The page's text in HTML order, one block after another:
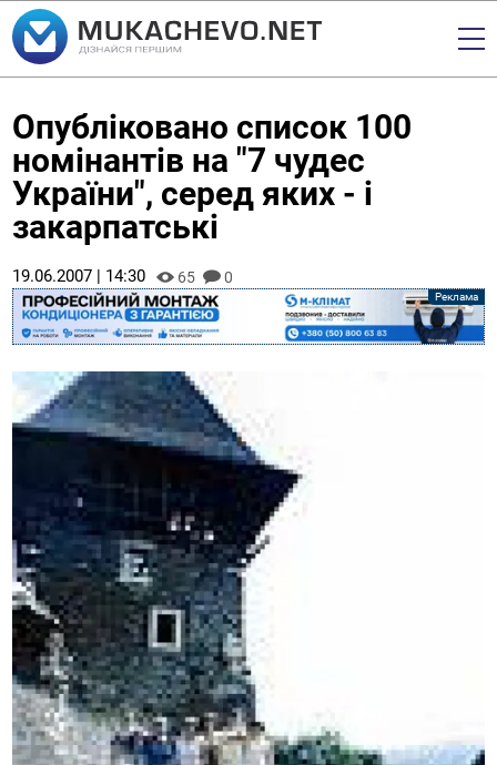
Опубліковано список 100
номінантів на "7 чудес
України", серед яких - і
закарпатські
19.06.2007 | 14:30 65 0